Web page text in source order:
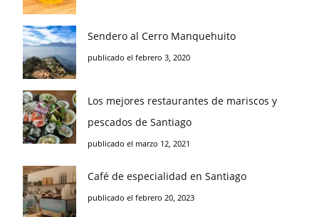
Sendero al Cerro Manquehuito
publicado el febrero 3, 2020
Los mejores restaurantes de mariscos y
pescados de Santiago
publicado el marzo 12, 2021
Café de especialidad en Santiago
publicado el febrero 20, 2023